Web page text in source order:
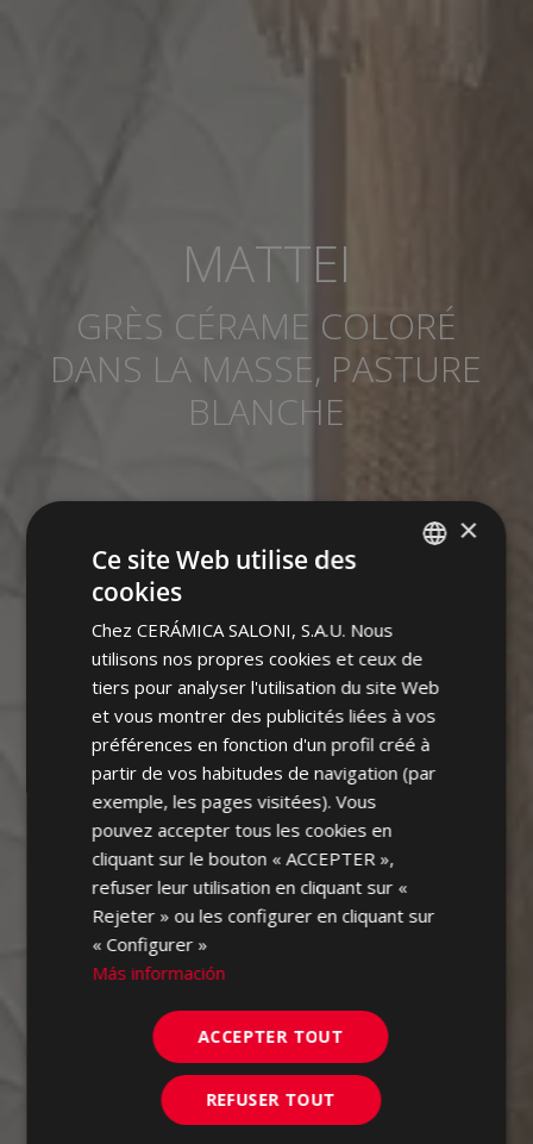
MATTEI
GRÈS CÉRAME COLORÉ
DANS LA MASSE, PASTURE
BLANCHE
ENGLISH
GERMAN
PORTUGUESE
×
Ce site Web utilise des
cookies
Chez CERÁMICA SALONI, S.A.U. Nous
utilisons nos propres cookies et ceux de
tiers pour analyser l'utilisation du site Web
et vous montrer des publicités liées à vos
préférences en fonction d'un profil créé à
partir de vos habitudes de navigation (par
exemple, les pages visitées). Vous
pouvez accepter tous les cookies en
cliquant sur le bouton « ACCEPTER »,
refuser leur utilisation en cliquant sur «
Rejeter » ou les configurer en cliquant sur
« Configurer »
Más información
ACCEPTER TOUT
REFUSER TOUT